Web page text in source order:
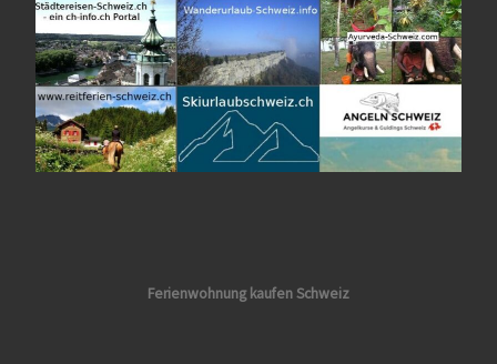
Ferienwohnung kaufen Schweiz